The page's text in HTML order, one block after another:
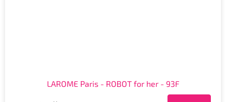
LAROME Paris - ROBOT for her - 93F